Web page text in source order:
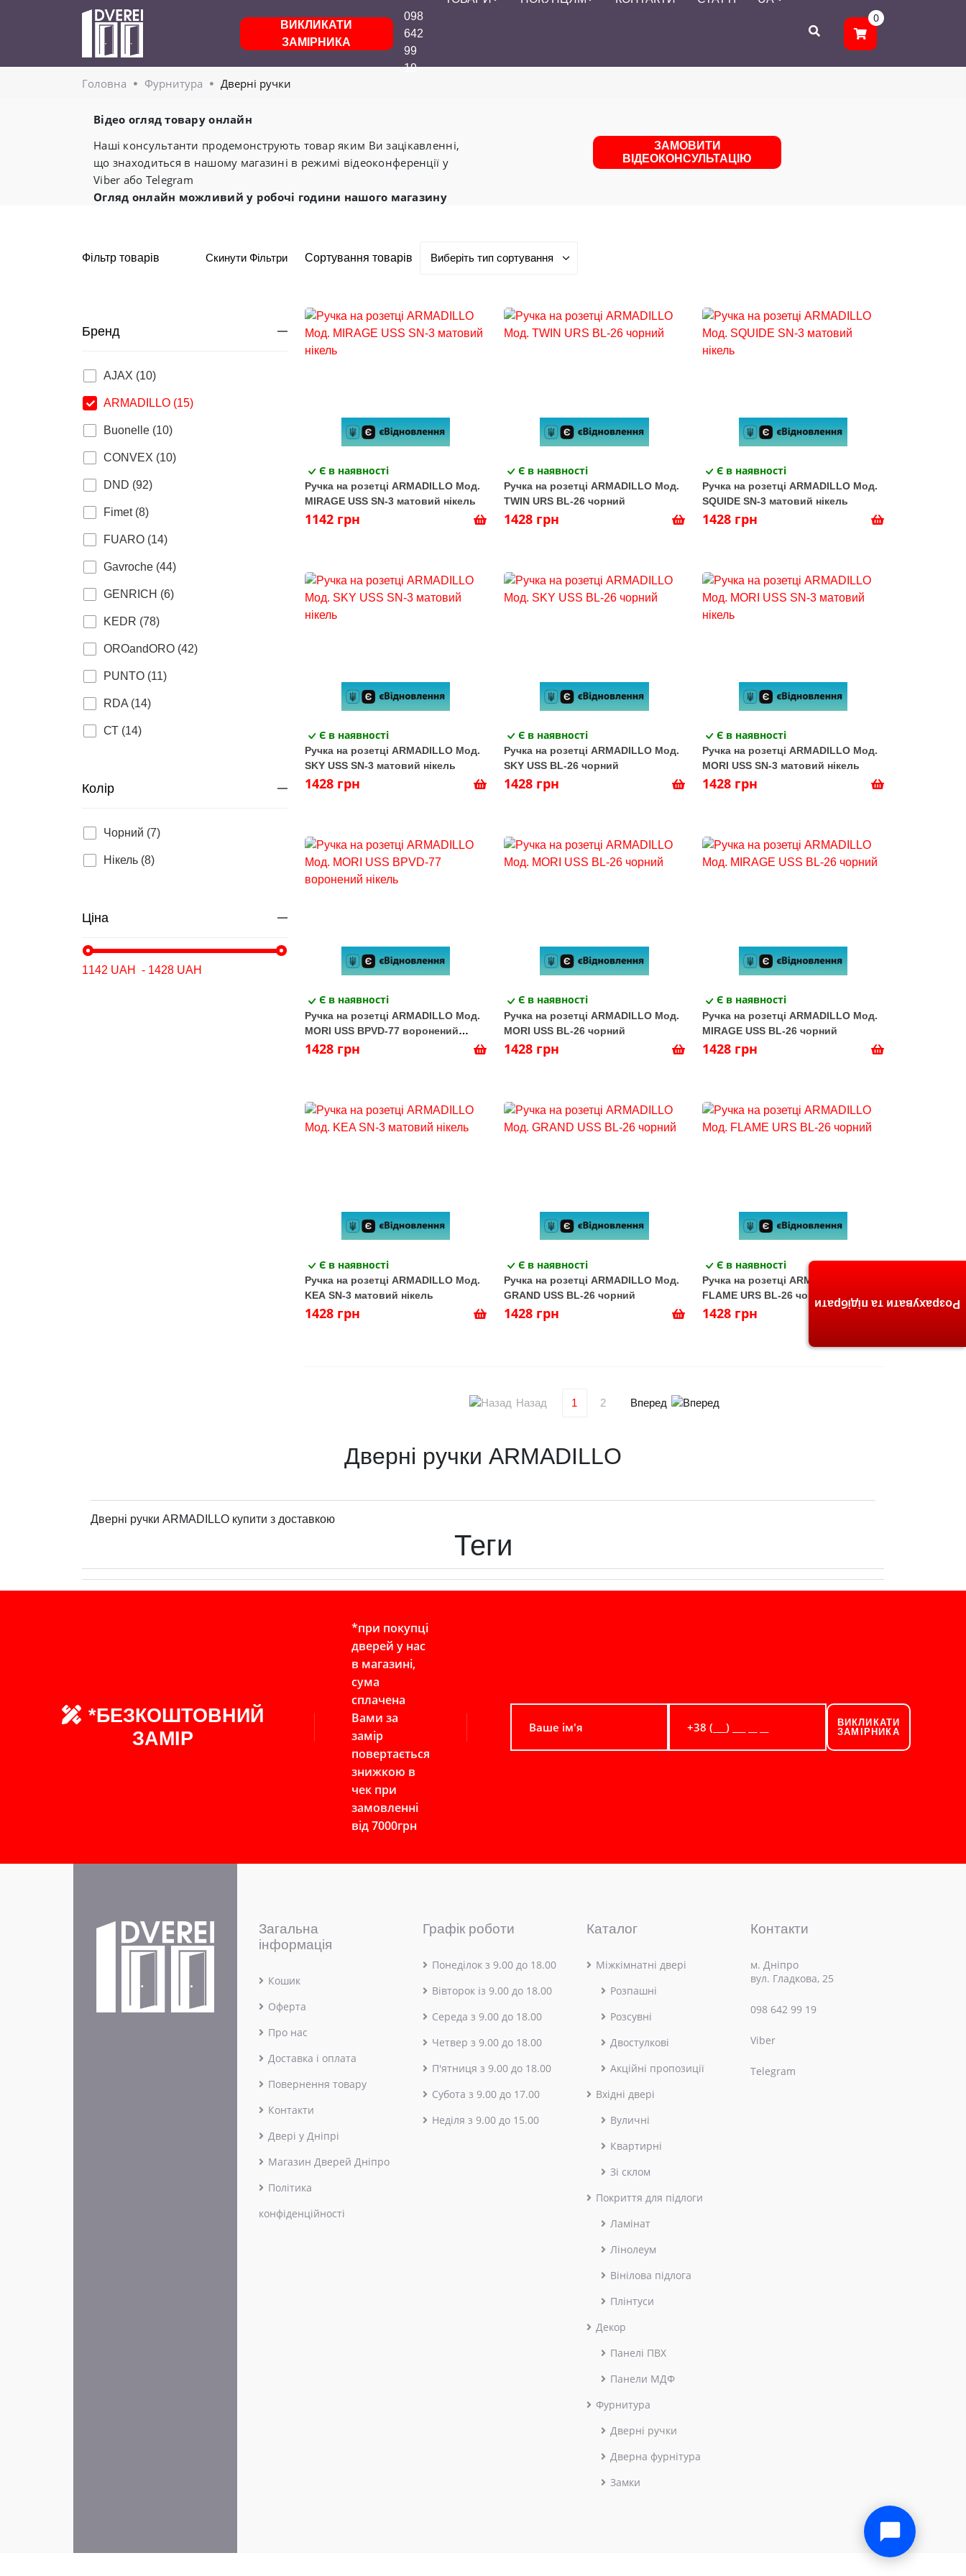
ВИКЛИКАТИ
ЗАМІРНИКА
098
642
99
19
0
Головнa Фурнитура Дверні ручки
Відео огляд товару онлайн
Наші консультанти продемонструють товар яким Ви зацікавленні,
що знаходиться в нашому магазині в режимі відеоконференції у
Viber або Telegram
Огляд онлайн можливий у робочі години нашого магазину
ЗАМОВИТИ
ВІДЕОКОНСУЛЬТАЦІЮ
Фільтр товарів Скинути Фільтри
Бренд
AJAX (10)
ARMADILLO (15)
Buonelle (10)
CONVEX (10)
DND (92)
Fimet (8)
FUARO (14)
Gavroche (44)
GENRICH (6)
KEDR (78)
OROandORO (42)
PUNTO (11)
RDA (14)
СТ (14)
Колір
Чорний (7)
Нікель (8)
Ціна
Сортування товарів
Є в наявності
Ручка на розетці ARMADILLO Мод.
MIRAGE USS SN-3 матовий нікель
1142 грн
Є в наявності
Ручка на розетці ARMADILLO Мод.
TWIN URS BL-26 чорний
1428 грн
Є в наявності
Ручка на розетці ARMADILLO Мод.
SQUIDE SN-3 матовий нікель
1428 грн
Є в наявності
Ручка на розетці ARMADILLO Мод.
SKY USS SN-3 матовий нікель
1428 грн
Є в наявності
Ручка на розетці ARMADILLO Мод.
SKY USS BL-26 чорний
1428 грн
Є в наявності
Ручка на розетці ARMADILLO Мод.
MORI USS SN-3 матовий нікель
1428 грн
Є в наявності
Ручка на розетці ARMADILLO Мод.
MORI USS BPVD-77 воронений
нікель
1428 грн
Є в наявності
Ручка на розетці ARMADILLO Мод.
MORI USS BL-26 чорний
1428 грн
Є в наявності
Ручка на розетці ARMADILLO Мод.
MIRAGE USS BL-26 чорний
1428 грн
Є в наявності
Ручка на розетці ARMADILLO Мод.
KEA SN-3 матовий нікель
1428 грн
Є в наявності
Ручка на розетці ARMADILLO Мод.
GRAND USS BL-26 чорний
1428 грн
Є в наявності
Ручка на розетці ARMADILLO Мод.
FLAME URS BL-26 чорний
1428 грн
Назад 1 2 Вперед
Дверні ручки ARMADILLO
Дверні ручки ARMADILLO купити з доставкою
Теги
*БЕЗКОШТОВНИЙ
ЗАМІР
*при покупці
дверей у нас
в магазині,
сума
сплачена
Вами за
замір
повертається
знижкою в
чек при
замовленні
від 7000грн
ВИКЛИКАТИ
ЗАМІРНИКА
Загальна
інформація
Кошик
Оферта
Про нас
Доставка і оплата
Повернення товару
Контакти
Двері у Дніпрі
Магазин Дверей Дніпро
Політика
конфіденційності
Графік роботи
Понеділок з 9.00 до 18.00
Вівторок із 9.00 до 18.00
Середа з 9.00 до 18.00
Четвер з 9.00 до 18.00
П'ятниця з 9.00 до 18.00
Субота з 9.00 до 17.00
Неділя з 9.00 до 15.00
Каталог
Міжкімнатні двері
Розпашні
Розсувні
Двостулкові
Акційні пропозиції
Вхідні двері
Вуличні
Квартирні
Зі склом
Покриття для підлоги
Ламінат
Лінолеум
Вінілова підлога
Плінтуси
Декор
Панелі ПВХ
Панели МДФ
Фурнитура
Дверні ручки
Дверна фурнітура
Замки
Контакти
м. Дніпро
вул. Гладкова, 25
098 642 99 19
Viber
Telegram
Розрахувати та підібрати